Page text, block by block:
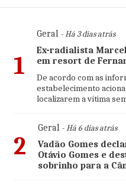
1
Geral- Há 3 dias atrás
Ex-radialista
em resort de
De acordo com as
estabelecimento
localizarem a vítima
2
Geral- Há 6 dias atrás
Vadão Gomes
Otávio Gomes e
sobrinho para a